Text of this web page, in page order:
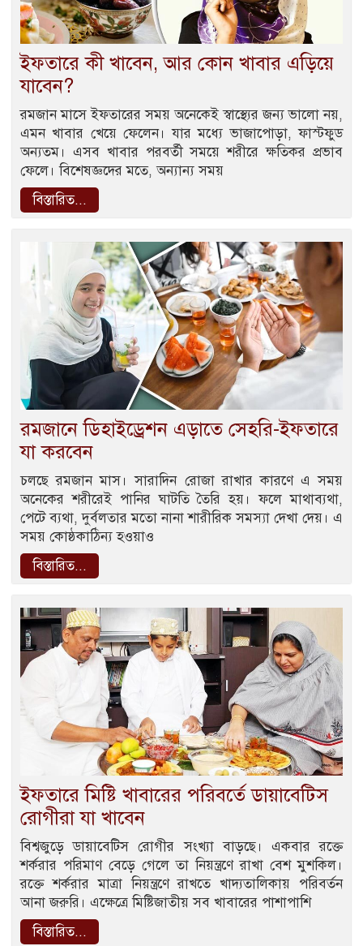
ইফতারে কী খাবেন, আর কোন খাবার এড়িয়ে
যাবেন?
রমজান মাসে ইফতারের সময় অনেকেই স্বাস্থ্যের জন্য ভালো নয়,
এমন খাবার খেয়ে ফেলেন। যার মধ্যে ভাজাপোড়া, ফাস্টফুড
অন্যতম। এসব খাবার পরবর্তী সময়ে শরীরে ক্ষতিকর প্রভাব
ফেলে। বিশেষজ্ঞদের মতে, অন্যান্য সময়
বিস্তারিত...
রমজানে ডিহাইড্রেশন এড়াতে সেহরি-ইফতারে
যা করবেন
চলছে রমজান মাস। সারাদিন রোজা রাখার কারণে এ সময়
অনেকের শরীরেই পানির ঘাটতি তৈরি হয়। ফলে মাথাব্যথা,
পেটে ব্যথা, দুর্বলতার মতো নানা শারীরিক সমস্যা দেখা দেয়। এ
সময় কোষ্ঠকাঠিন্য হওয়াও
বিস্তারিত...
ইফতারে মিষ্টি খাবারের পরিবর্তে ডায়াবেটিস
রোগীরা যা খাবেন
বিশ্বজুড়ে ডায়াবেটিস রোগীর সংখ্যা বাড়ছে। একবার রক্তে
শর্করার পরিমাণ বেড়ে গেলে তা নিয়ন্ত্রণে রাখা বেশ মুশকিল।
রক্তে শর্করার মাত্রা নিয়ন্ত্রণে রাখতে খাদ্যতালিকায় পরিবর্তন
আনা জরুরি। এক্ষেত্রে মিষ্টিজাতীয় সব খাবারের পাশাপাশি
বিস্তারিত...